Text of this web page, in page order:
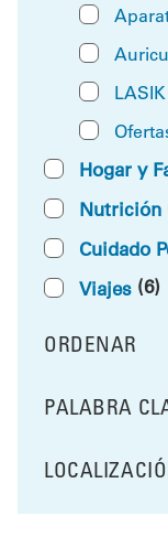
LASIK
Hogar y
Nutrición
Cuidado
Viajes (6)
ORDENAR
RESULTS BY
FILTRAR POR
PALABRA
FILTRAR POR